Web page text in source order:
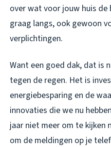
over wat voor jouw huis de
graag langs, ook gewoon
verplichtingen.
Want een goed dak, dat is
tegen de regen. Het is
energiebesparing en de
innovaties die we nu
jaar niet meer om te kijken
om de meldingen op je